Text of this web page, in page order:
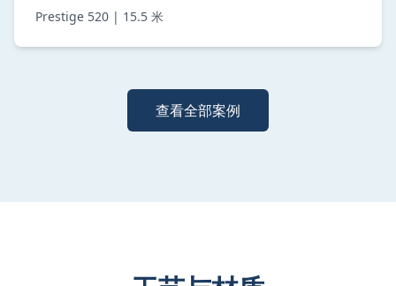
Prestige 520 | 15.5 米
查看全部案例